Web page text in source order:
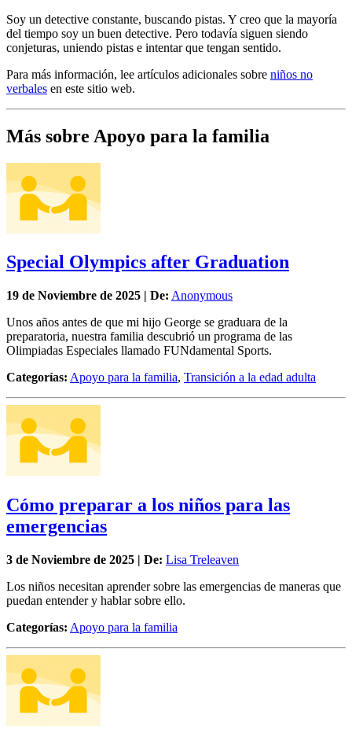
Soy un detective constante, buscando pistas. Y creo que la mayoría
del tiempo soy un buen detective. Pero todavía siguen siendo
conjeturas, uniendo pistas e intentar que tengan sentido.
Para más información, lee artículos adicionales sobre niños no
verbales en este sitio web.
Más sobre Apoyo para la familia
Special Olympics after Graduation
19 de Noviembre de 2025 | De: Anonymous
Unos años antes de que mi hijo George se graduara de la
preparatoria, nuestra familia descubrió un programa de las
Olimpiadas Especiales llamado FUNdamental Sports.
Categorías: Apoyo para la familia, Transición a la edad adulta
Cómo preparar a los niños para las
emergencias
3 de Noviembre de 2025 | De: Lisa Treleaven
Los niños necesitan aprender sobre las emergencias de maneras que
puedan entender y hablar sobre ello.
Categorías: Apoyo para la familia